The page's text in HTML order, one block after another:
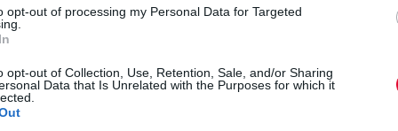
opt-out of processing my Personal Data for Targeted
opt-out of Collection, Use, Retention, Sale, and/or Sharing
Data that Is Unrelated with the Purposes for which it
Sturmgruppe που έχει σαν έδρα
των βίντεο του Manson το
Roth.